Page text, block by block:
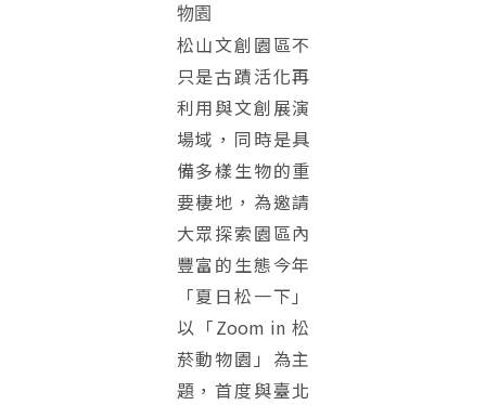
物園
松山文創園區不
只是古蹟活化再
利用與文創展演
場域，同時是具
備多樣生物的重
要棲地，為邀請
大眾探索園區內
豐富的生態今年
「夏日松一下」
以「Zoom in 松
菸動物園」為主
題，首度與臺北